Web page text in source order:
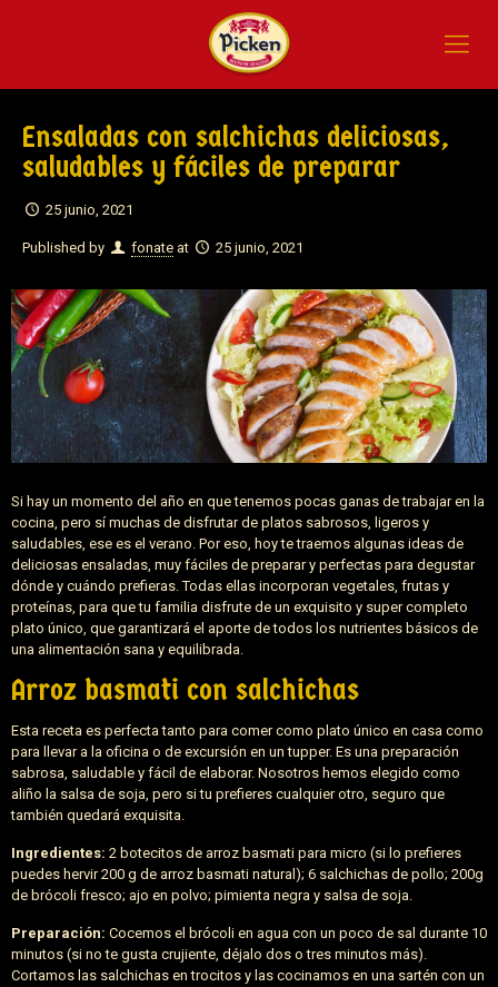
Ensaladas con salchichas deliciosas,
saludables y fáciles de preparar
25 junio, 2021
Published by fonate at 25 junio, 2021
Si hay un momento del año en que tenemos pocas ganas de trabajar en la
cocina, pero sí muchas de disfrutar de platos sabrosos, ligeros y
saludables, ese es el verano. Por eso, hoy te traemos algunas ideas de
deliciosas ensaladas, muy fáciles de preparar y perfectas para degustar
dónde y cuándo prefieras. Todas ellas incorporan vegetales, frutas y
proteínas, para que tu familia disfrute de un exquisito y super completo
plato único, que garantizará el aporte de todos los nutrientes básicos de
una alimentación sana y equilibrada.
Arroz basmati con salchichas
Esta receta es perfecta tanto para comer como plato único en casa como
para llevar a la oficina o de excursión en un tupper. Es una preparación
sabrosa, saludable y fácil de elaborar. Nosotros hemos elegido como
aliño la salsa de soja, pero si tu prefieres cualquier otro, seguro que
también quedará exquisita.
Ingredientes: 2 botecitos de arroz basmati para micro (si lo prefieres
puedes hervir 200 g de arroz basmati natural); 6 salchichas de pollo; 200g
de brócoli fresco; ajo en polvo; pimienta negra y salsa de soja.
Preparación: Cocemos el brócoli en agua con un poco de sal durante 10
minutos (si no te gusta crujiente, déjalo dos o tres minutos más).
Cortamos las salchichas en trocitos y las cocinamos en una sartén con un